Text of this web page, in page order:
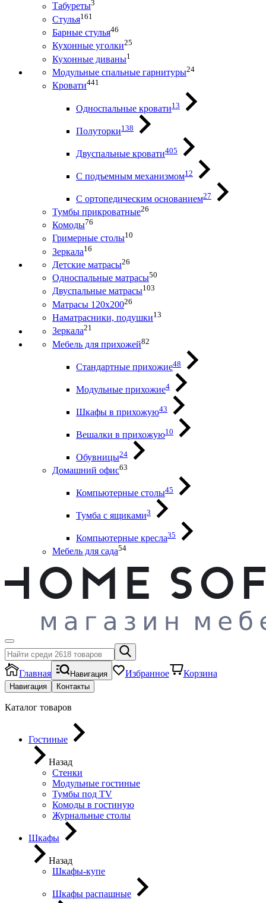
Табуреты3
Стулья161
Барные стулья46
Кухонные уголки25
Кухонные диваны1
Модульные спальные гарнитуры24
Кровати441
Односпальные кровати13
Полуторки138
Двуспальные кровати405
С подъемным механизмом12
С ортопедическим основанием27
Тумбы прикроватные26
Комоды76
Гримерные столы10
Зеркала16
Детские матрасы26
Односпальные матрасы50
Двуспальные матрасы103
Матрасы 120х20026
Наматрасники, подушки13
Зеркала21
Мебель для прихожей82
Стандартные прихожие48
Модульные прихожие4
Шкафы в прихожую43
Вешалки в прихожую10
Обувницы24
Домашний офис63
Компьютерные столы45
Тумба с ящиками3
Компьютерные кресла35
Мебель для сада54
Главная Навигация Избранное Корзина
Навигация Контакты
Каталог товаров
Гостиные
Назад
Стенки
Модульные гостиные
Тумбы под ТV
Комоды в гостиную
Журнальные столы
Шкафы
Назад
Шкафы-купе
Шкафы распашные